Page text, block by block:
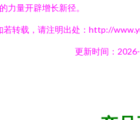
力量开辟增长新径。
若转载，请注明出处：http://
更新时间：